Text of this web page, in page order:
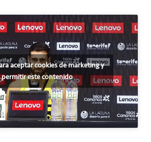
aceptar cookies de marketing y
permitir este contenido